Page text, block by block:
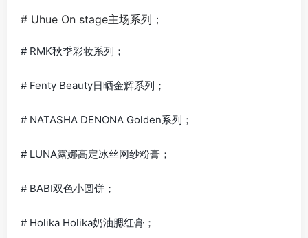
# Uhue On stage主场系列；
# RMK秋季彩妆系列；
# Fenty Beauty日晒金辉系列；
# NATASHA DENONA Golden系列；
# LUNA露娜高定冰丝网纱粉膏；
# BABI双色小圆饼；
# Holika Holika奶油腮红膏；